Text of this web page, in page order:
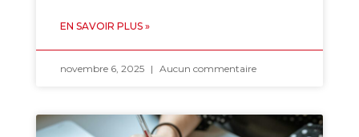
EN SAVOIR PLUS »
novembre 6, 2025 Aucun commentaire